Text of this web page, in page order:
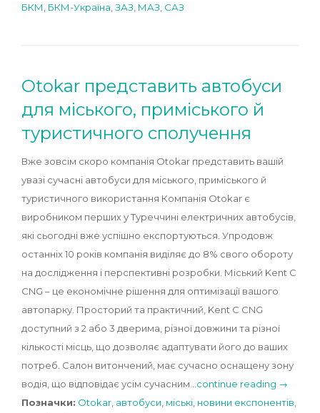
БКМ БКМ-Україна ЗАЗ МАЗ САЗ
Otokar представить автобуси
для міського, приміського й
туристичного сполучення
Вже зовсім скоро компанія Otokar представить вашій
увазі сучасні автобуси для міського, приміського й
туристичного використання Компанія Otokar є
виробником перших у Туреччині електричних автобусів,
які сьогодні вже успішно експортуються. Упродовж
останніх 10 років компанія виділяє до 8% свого обороту
на дослідження і перспективні розробки. Міський Kent C
CNG – це економічне рішення для оптимізації вашого
автопарку. Просторий та практичний, Kent C CNG
доступний з 2 або 3 дверима, різної довжини та різної
кількості місць, що дозволяє адаптувати його до ваших
потреб. Салон витончений, має сучасно оснащену зону
водія, що відповідає усім сучасним… continue reading →
Позначки: Otokar автобуси міські новини експонентів